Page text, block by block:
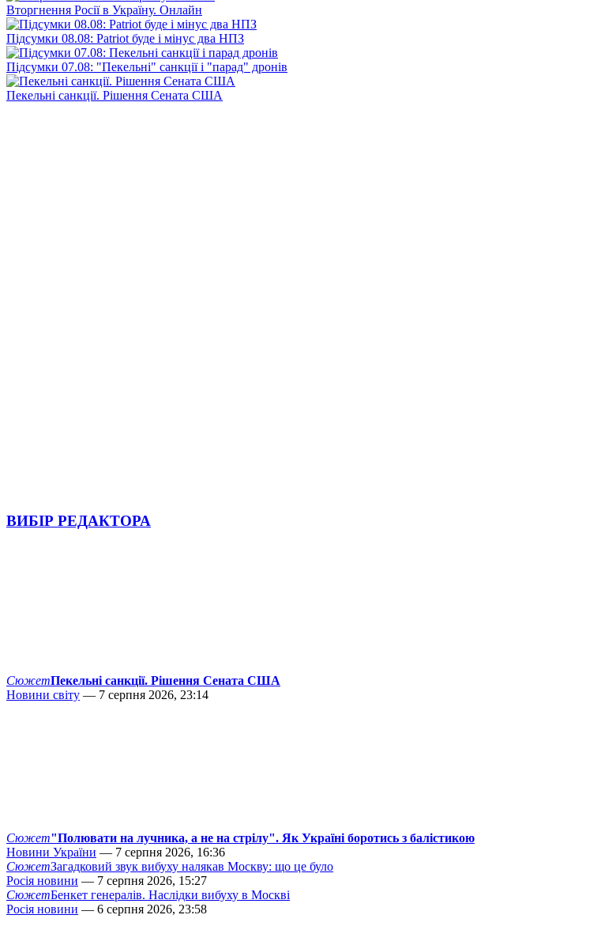
Вторгнення Росії в Україну. Онлайн
Підсумки 08.08: Patriot буде і мінус два НПЗ
Підсумки 07.08: "Пекельні" санкції і "парад" дронів
Пекельні санкції. Рішення Сената США
ВИБІР РЕДАКТОРА
СюжетПекельні санкції. Рішення Сената США
Новини світу — 7 серпня 2026, 23:14
Сюжет"Полювати на лучника, а не на стрілу". Як Україні боротись з балістикою
Новини України — 7 серпня 2026, 16:36
СюжетЗагадковий звук вибуху налякав Москву: що це було
Росія новини — 7 серпня 2026, 15:27
СюжетБенкет генералів. Наслідки вибуху в Москві
Росія новини — 6 серпня 2026, 23:58